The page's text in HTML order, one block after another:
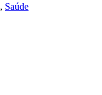
, Saúde